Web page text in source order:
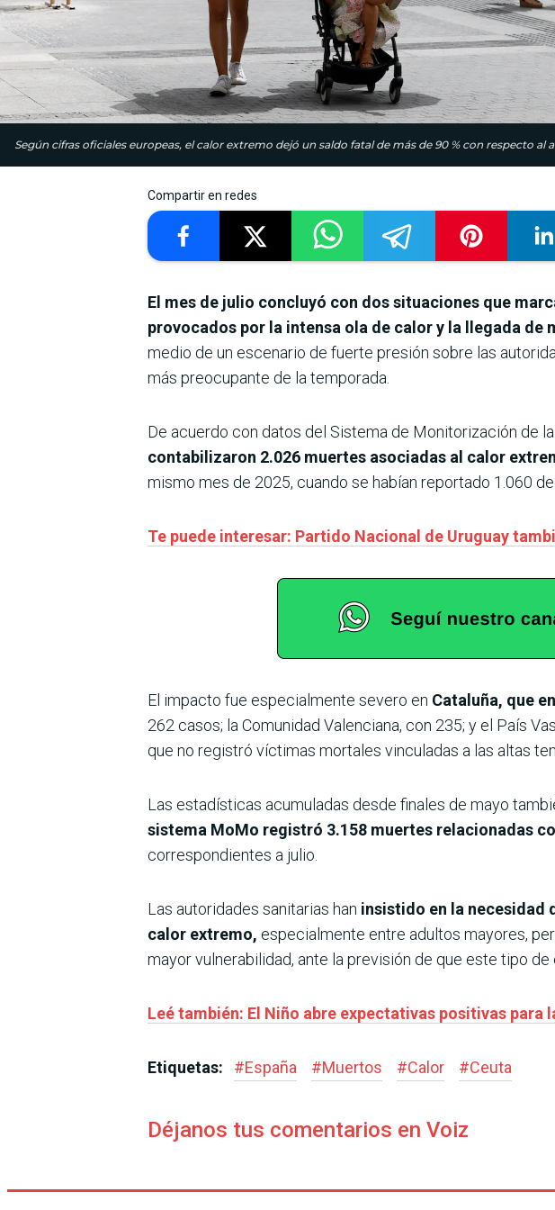
Según cifras oficiales europeas, el calor extremo dejó un saldo fatal de más de 90 % con respecto al
Compartir en redes
El mes de julio concluyó con dos situaciones que
provocados por la intensa ola de calor y la llegada
medio de un escenario de fuerte presión sobre las
más preocupante de la temporada.
De acuerdo con datos del Sistema de Monitorización de
contabilizaron 2.026 muertes asociadas al calor
mismo mes de 2025, cuando se habían reportado 1.060
Te puede interesar: Partido Nacional de Uruguay
El impacto fue especialmente severo en Cataluña, que
262 casos; la Comunidad Valenciana, con 235; y el País
que no registró víctimas mortales vinculadas a las altas
Las estadísticas acumuladas desde finales de mayo
sistema MoMo registró 3.158 muertes relacionadas
correspondientes a julio.
Las autoridades sanitarias han insistido en la necesidad
calor extremo, especialmente entre adultos mayores,
mayor vulnerabilidad, ante la previsión de que este tipo
Leé también: El Niño abre expectativas positivas para
Etiquetas: #España #Muertos #Calor #Ceuta
Déjanos tus comentarios en Voiz